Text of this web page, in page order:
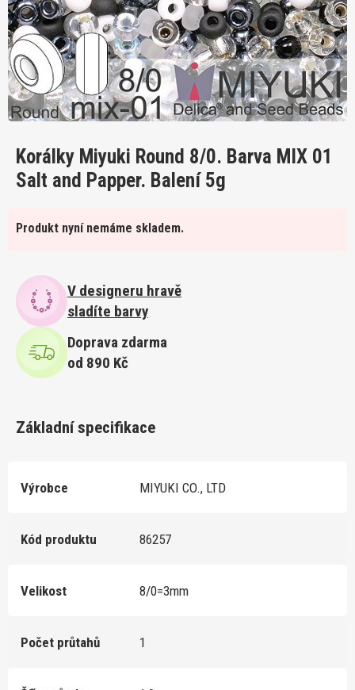
Korálky Miyuki Round 8/0. Barva MIX 01
Salt and Papper. Balení 5g
Produkt nyní nemáme skladem.
V designeru hravě
sladíte barvy
Doprava zdarma
od 890 Kč
Základní specifikace
Výrobce MIYUKI CO., LTD
Kód produktu 86257
Velikost 8/0=3mm
Počet průtahů 1